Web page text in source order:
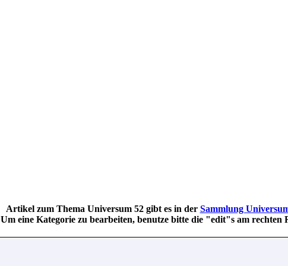
Artikel zum Thema Universum 52 gibt es in der Sammlung
Um eine Kategorie zu bearbeiten, benutze bitte die "edit"s am rechten